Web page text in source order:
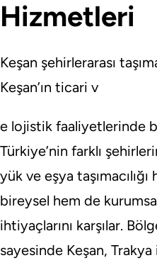
Hizmetleri
Keşan şehirlerarası
Keşan’ın ticari v
e lojistik faaliyetlerinde
Türkiye’nin farklı
yük ve eşya
bireysel hem de
ihtiyaçlarını karşılar.
sayesinde Keşan,